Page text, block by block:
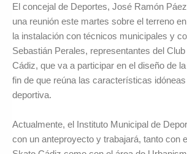
El concejal de Deportes, José Ramón
una reunión este martes sobre el terreno
la instalación con técnicos municipales y
Sebastián Perales, representantes del
Cádiz, que va a participar en el diseño de
fin de que reúna las características
deportiva.
Actualmente, el Instituto Municipal de
con un anteproyecto y trabajará, tanto con